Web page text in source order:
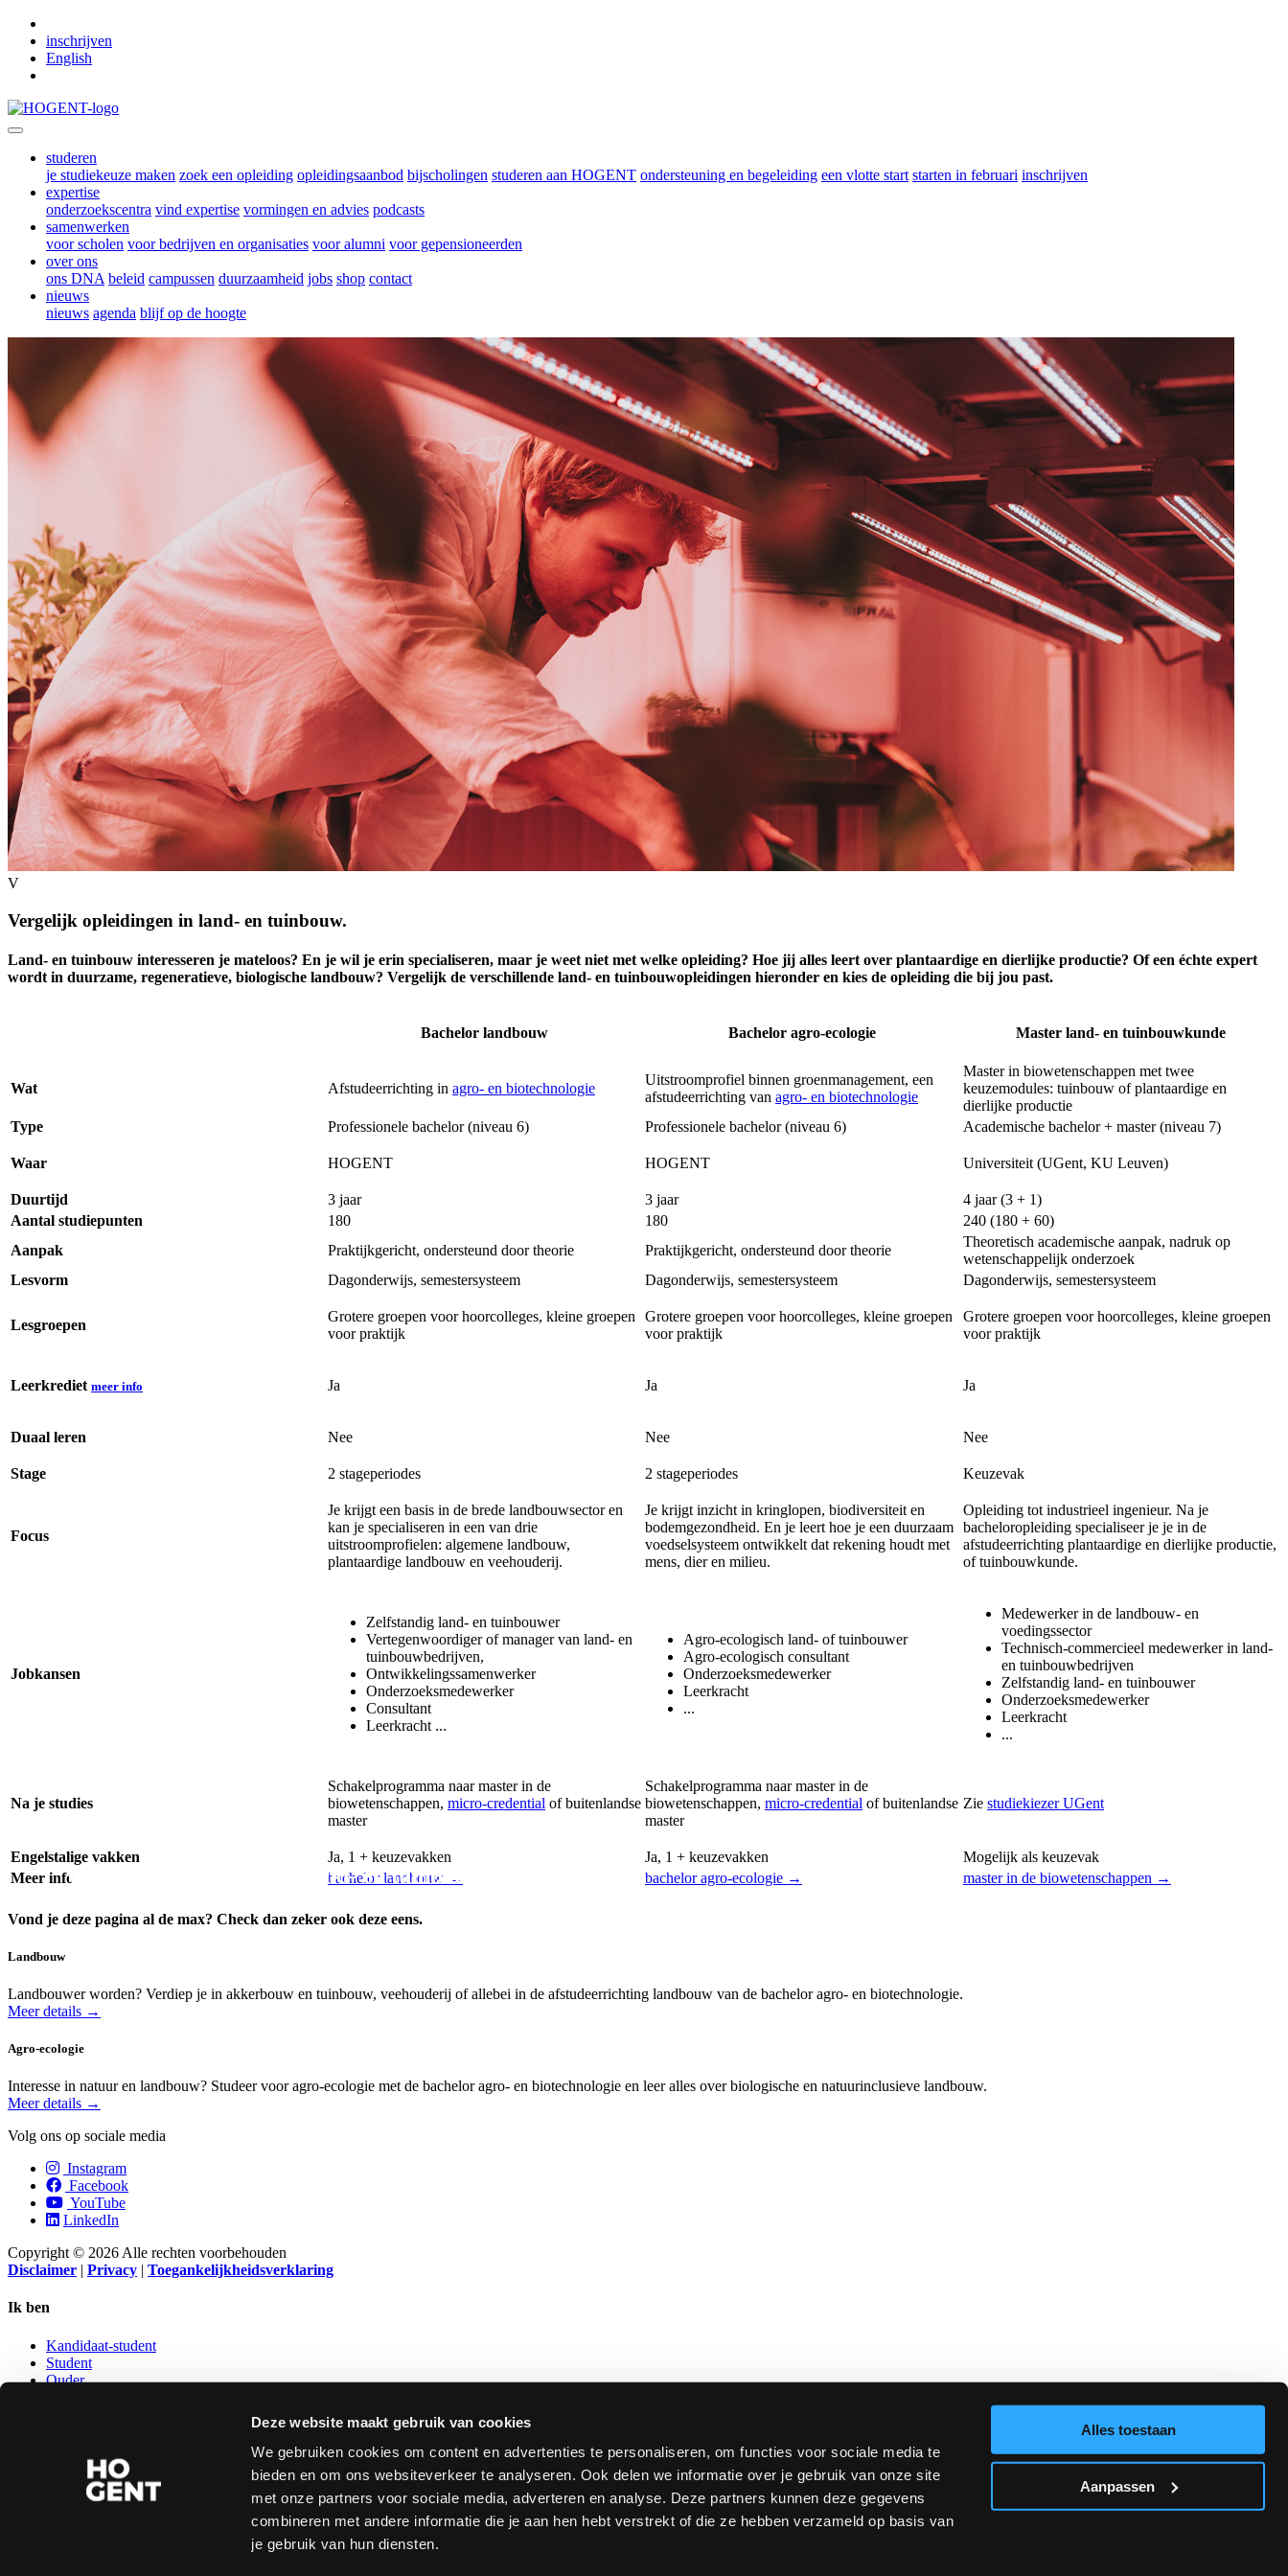
Deze website maakt gebruik van cookies
We gebruiken cookies om content en advertenties te personaliseren, om functies voor sociale media te
bieden en om ons websiteverkeer te analyseren. Ook delen we informatie over je gebruik van onze site
met onze partners voor sociale media, adverteren en analyse. Deze partners kunnen deze gegevens
combineren met andere informatie die je aan hen hebt verstrekt of die ze hebben verzameld op basis van
je gebruik van hun diensten.
Alles toestaan
Aanpassen
inschrijven
English
studeren
je studiekeuze maken zoek een opleiding opleidingsaanbod bijscholingen studeren aan HOGENT ondersteuning en begeleiding een vlotte start starten in februari inschrijven
expertise
onderzoekscentra vind expertise vormingen en advies podcasts
samenwerken
voor scholen voor bedrijven en organisaties voor alumni voor gepensioneerden
over ons
ons DNA beleid campussen duurzaamheid jobs shop contact
nieuws
nieuws agenda blijf op de hoogte
Vergelijk opleidingen in land- en tuinbouw.
V
Vergelijk opleidingen in land- en tuinbouw.
Land- en tuinbouw interesseren je mateloos? En je wil je erin specialiseren, maar je weet niet met welke opleiding? Hoe jij alles leert over plantaardige en dierlijke productie? Of een échte expert
wordt in duurzame, regeneratieve, biologische landbouw? Vergelijk de verschillende land- en tuinbouwopleidingen hieronder en kies de opleiding die bij jou past.
Bachelor landbouw Bachelor agro-ecologie Master land- en tuinbouwkunde
Wat Afstudeerrichting in agro- en biotechnologie
Uitstroomprofiel binnen groenmanagement, een
afstudeerrichting van agro- en biotechnologie
Master in biowetenschappen met twee
keuzemodules: tuinbouw of plantaardige en
dierlijke productie
Type
Professionele bachelor (niveau 6) Professionele bachelor (niveau 6) Academische bachelor + master (niveau 7)
Waar HOGENT HOGENT Universiteit (UGent, KU Leuven)
Duurtijd 3 jaar 3 jaar
4 jaar (3 + 1)
Aantal studiepunten
180 180
240 (180 + 60)
Aanpak
Praktijkgericht, ondersteund door theorie Praktijkgericht, ondersteund door theorie
Theoretisch academische aanpak, nadruk op
wetenschappelijk onderzoek
Lesvorm
Dagonderwijs, semestersysteem Dagonderwijs, semestersysteem Dagonderwijs, semestersysteem
Lesgroepen
Grotere groepen voor hoorcolleges, kleine groepen
voor praktijk
Grotere groepen voor hoorcolleges, kleine groepen
voor praktijk
Grotere groepen voor hoorcolleges, kleine groepen
voor praktijk
Leerkrediet meer info Ja Ja Ja
Duaal leren Nee Nee Nee
Stage 2 stageperiodes 2 stageperiodes Keuzevak
Focus
Je krijgt een basis in de brede landbouwsector en
kan je specialiseren in een van drie
uitstroomprofielen: algemene landbouw,
plantaardige landbouw en veehouderij.
Je krijgt inzicht in kringlopen, biodiversiteit en
bodemgezondheid. En je leert hoe je een duurzaam
voedselsysteem ontwikkelt dat rekening houdt met
mens, dier en milieu.
Opleiding tot industrieel ingenieur. Na je
bacheloropleiding specialiseer je je in de
afstudeerrichting plantaardige en dierlijke productie,
of tuinbouwkunde.
Jobkansen
Zelfstandig land- en tuinbouwer
Vertegenwoordiger of manager van land- en
tuinbouwbedrijven,
Ontwikkelingssamenwerker
Onderzoeksmedewerker
Consultant
Leerkracht ...
Agro-ecologisch land- of tuinbouwer
Agro-ecologisch consultant
Onderzoeksmedewerker
Leerkracht
...
Medewerker in de landbouw- en
voedingssector
Technisch-commercieel medewerker in land-
en tuinbouwbedrijven
Zelfstandig land- en tuinbouwer
Onderzoeksmedewerker
Leerkracht
...
Na je studies
Schakelprogramma naar master in de
biowetenschappen, micro-credential of buitenlandse
master
Schakelprogramma naar master in de
biowetenschappen, micro-credential of buitenlandse
master
Zie studiekiezer UGent
Engelstalige vakken Ja, 1 + keuzevakken Ja, 1 + keuzevakken
Mogelijk als keuzevak
Meer info
bachelor landbouw → bachelor agro-ecologie → master in de biowetenschappen →
Vond je deze pagina al de max? Check dan zeker ook deze eens.
Landbouw
Landbouwer worden? Verdiep je in akkerbouw en tuinbouw, veehouderij of allebei in de afstudeerrichting landbouw van de bachelor agro- en biotechnologie.
Meer details →
Agro-ecologie
Interesse in natuur en landbouw? Studeer voor agro-ecologie met de bachelor agro- en biotechnologie en leer alles over biologische en natuurinclusieve landbouw.
Meer details →
Volg ons op sociale media
Instagram
Facebook
YouTube
LinkedIn
Copyright © 2026 Alle rechten voorbehouden
Disclaimer | Privacy | Toegankelijkheidsverklaring
Ik ben
Kandidaat-student
Student
Ouder
NUTTIGE LINKS